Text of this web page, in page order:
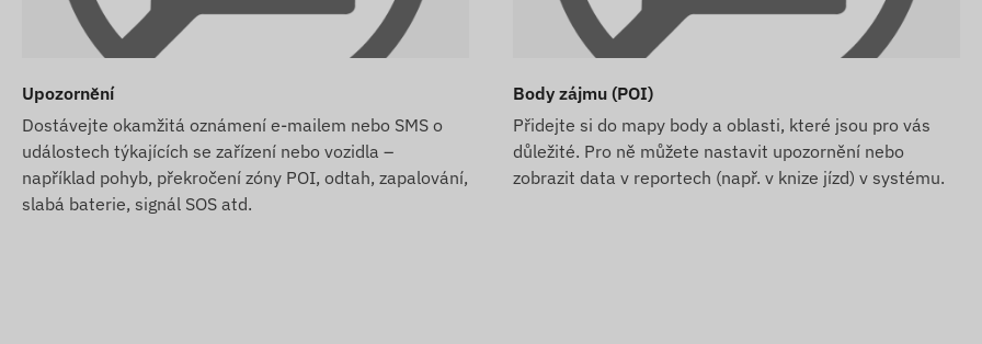
mailových upozornění využívat i naši službu SMS
v našem e-shopu mezi souvisejícími produkty.
předchozího upozornění změnit některé parametry
změnami na našich webových stránkách probíhá
Upozornění
Dostávejte okamžitá oznámení e-mailem nebo SMS o
událostech týkajících se zařízení nebo vozidla –
například pohyb, překročení zóny POI, odtah, zapalování,
slabá baterie, signál SOS atd.
Body zájmu (POI)
Přidejte si do mapy body a oblasti, které jsou pro vás
důležité. Pro ně můžete nastavit upozornění nebo
zobrazit data v reportech (např. v knize jízd) v systému.